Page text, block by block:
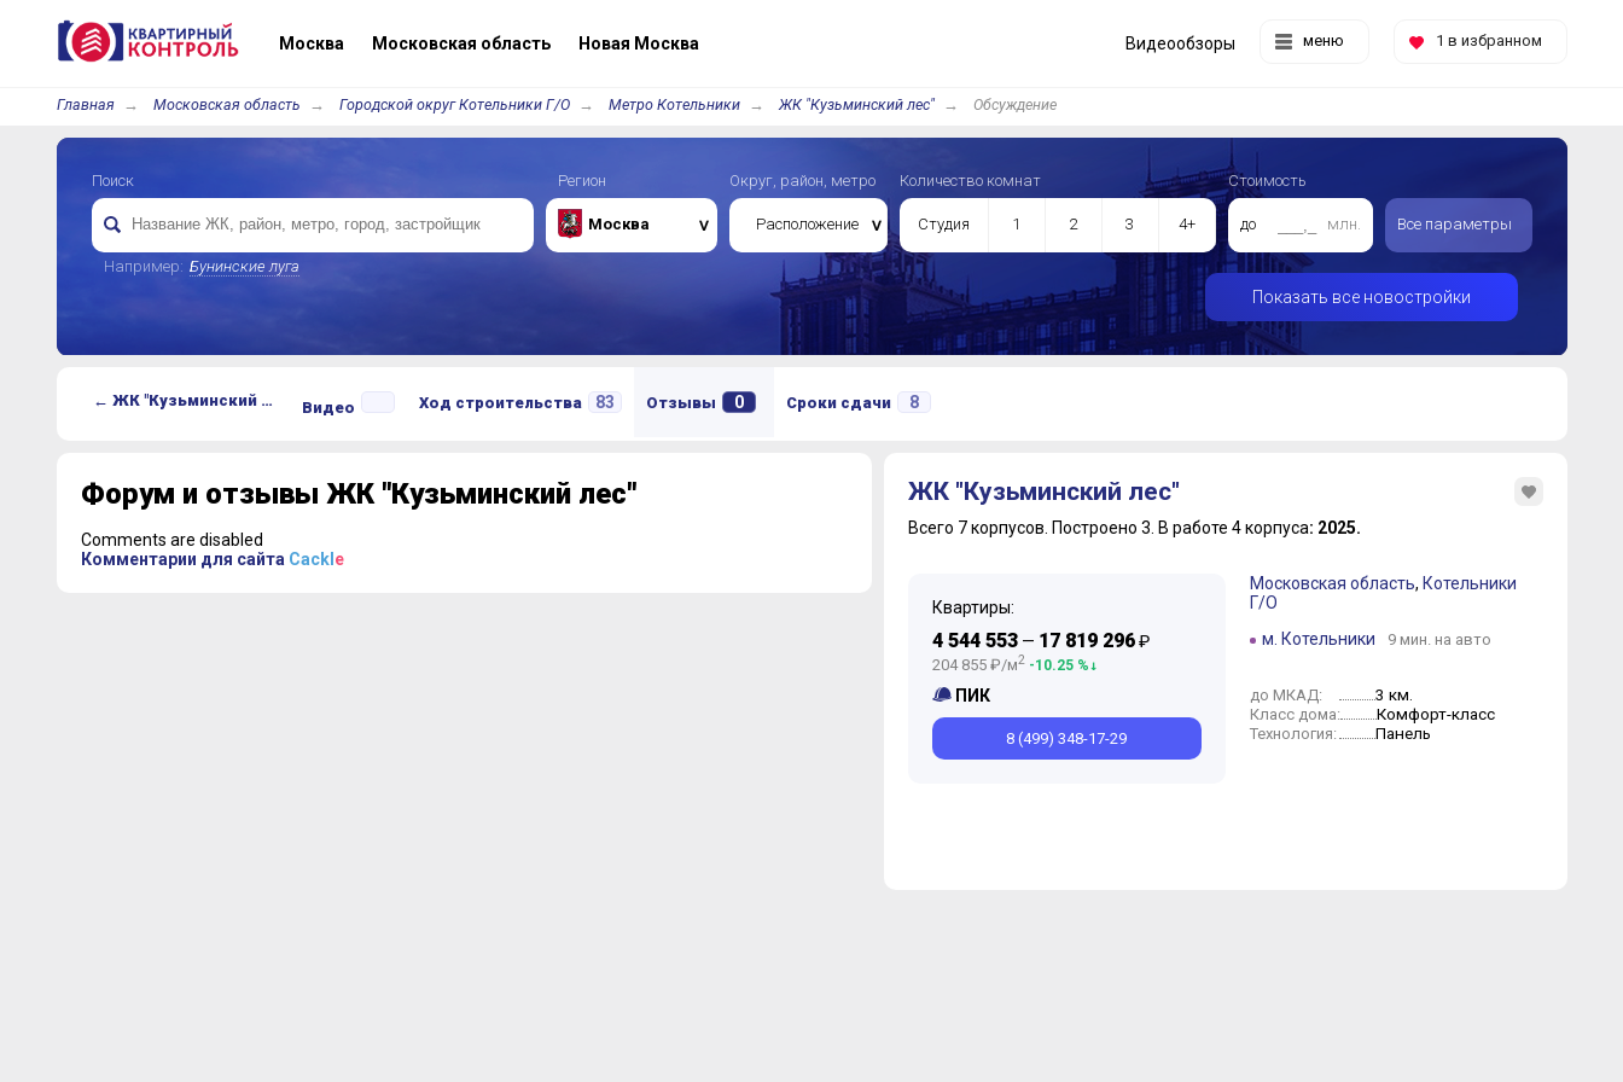
Москва Московская область Новая Москва меню 1 в избранном
Видеообзоры
Главная Московская область Городской округ Котельники Г/О Метро Котельники ЖК "Кузьминский лес" Обсуждение
Поиск
Например: Бунинские луга
Регион
Москва
Округ, район, метро
Расположение
Количество комнат
Студия 1 2 3 4+
Стоимость
до млн. Все параметры
Показать все новостройки
← ЖК "Кузьминский лес" Видео Ход строительства 83 Отзывы 0 Сроки сдачи 8
Форум и отзывы ЖК "Кузьминский лес"
Comments are disabled
Комментарии для сайта Cackl e
ЖК "Кузьминский лес"
Всего 7 корпусов. Построено 3. В работе 4 корпуса: 2025.
Квартиры:
4 544 553— 17 819 296₽
204 855 ₽/м2-10.25 %
ПИК
8 (499) 348-17-29
Московская область, Котельники
Г/О
м. Котельники
9 мин. на авто
до МКАД: 3 км.
Класс дома: Комфорт-класс
Технология: Панель